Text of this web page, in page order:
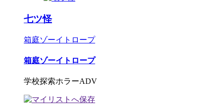
七ツ怪
箱庭ゾーイトロープ
箱庭ゾーイトロープ
学校探索ホラーADV